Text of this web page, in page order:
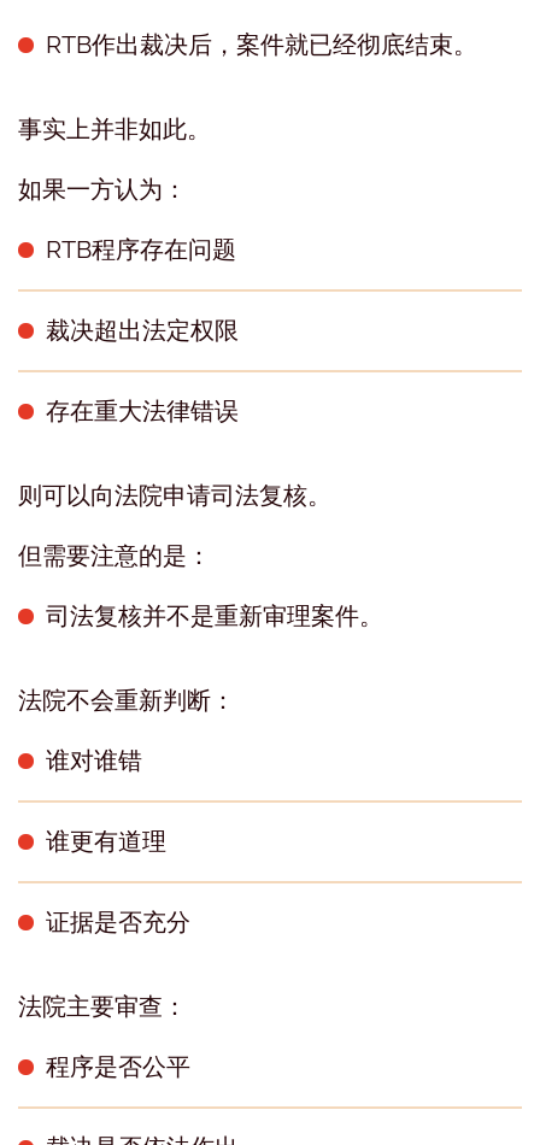
RTB作出裁决后，案件就已经彻底结束。
事实上并非如此。
如果一方认为：
RTB程序存在问题
裁决超出法定权限
存在重大法律错误
则可以向法院申请司法复核。
但需要注意的是：
司法复核并不是重新审理案件。
法院不会重新判断：
谁对谁错
谁更有道理
证据是否充分
法院主要审查：
程序是否公平